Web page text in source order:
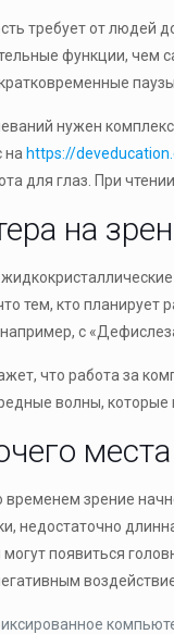
требует от людей
функции, чем
паузы.
нужен
на https://
для глаз. При
на
тем, кто планирует
с
что работа за
волны, которые
временем зрение
недостаточно
появиться